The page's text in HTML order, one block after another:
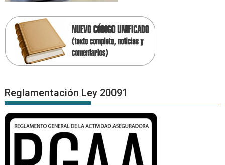
Reglamentación Ley 20091